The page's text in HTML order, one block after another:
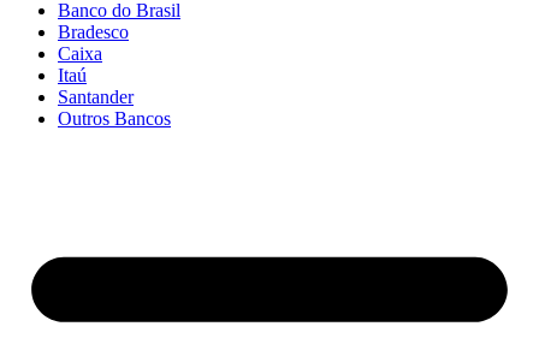
Banco do Brasil
Bradesco
Caixa
Itaú
Santander
Outros Bancos